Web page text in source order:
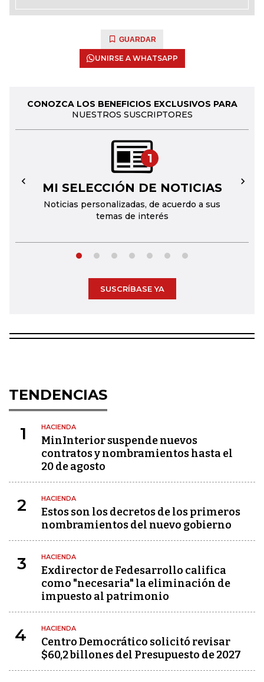
GUARDAR
UNIRSE A WHATSAPP
CONOZCA LOS BENEFICIOS EXCLUSIVOS PARA
NUESTROS SUSCRIPTORES
1
MI SELECCIÓN DE NOTICIAS
Noticias personalizadas, de acuerdo a sus
temas de interés
← →
SUSCRÍBASE YA
TENDENCIAS
1 HACIENDA
MinInterior suspende nuevos
contratos y nombramientos hasta el
20 de agosto
2 HACIENDA
Estos son los decretos de los primeros
nombramientos del nuevo gobierno
3 HACIENDA
Exdirector de Fedesarrollo califica
como "necesaria" la eliminación de
impuesto al patrimonio
4 HACIENDA
Centro Democrático solicitó revisar
$60,2 billones del Presupuesto de 2027